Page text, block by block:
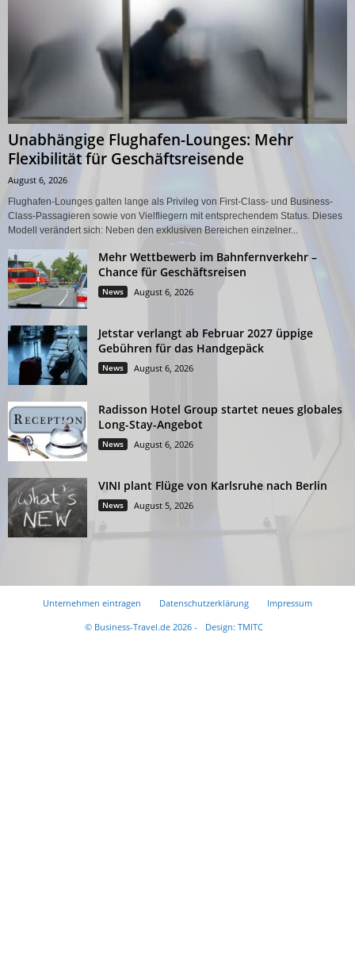
Unabhängige Flughafen-Lounges: Mehr
Flexibilität für Geschäftsreisende
August 6, 2026
Flughafen-Lounges galten lange als Privileg von First-Class- und Business-
Class-Passagieren sowie von Vielfliegern mit entsprechendem Status. Dieses
Modell verändert sich: Neben den exklusiven Bereichen einzelner...
Mehr Wettbewerb im Bahnfernverkehr –
Chance für Geschäftsreisen
News August 6, 2026
Jetstar verlangt ab Februar 2027 üppige
Gebühren für das Handgepäck
News August 6, 2026
Radisson Hotel Group startet neues globales
Long-Stay-Angebot
News August 6, 2026
VINI plant Flüge von Karlsruhe nach Berlin
News August 5, 2026
Unternehmen eintragen Datenschutzerklärung
Impressum
© Business-Travel.de 2026 -
Design: TMITC